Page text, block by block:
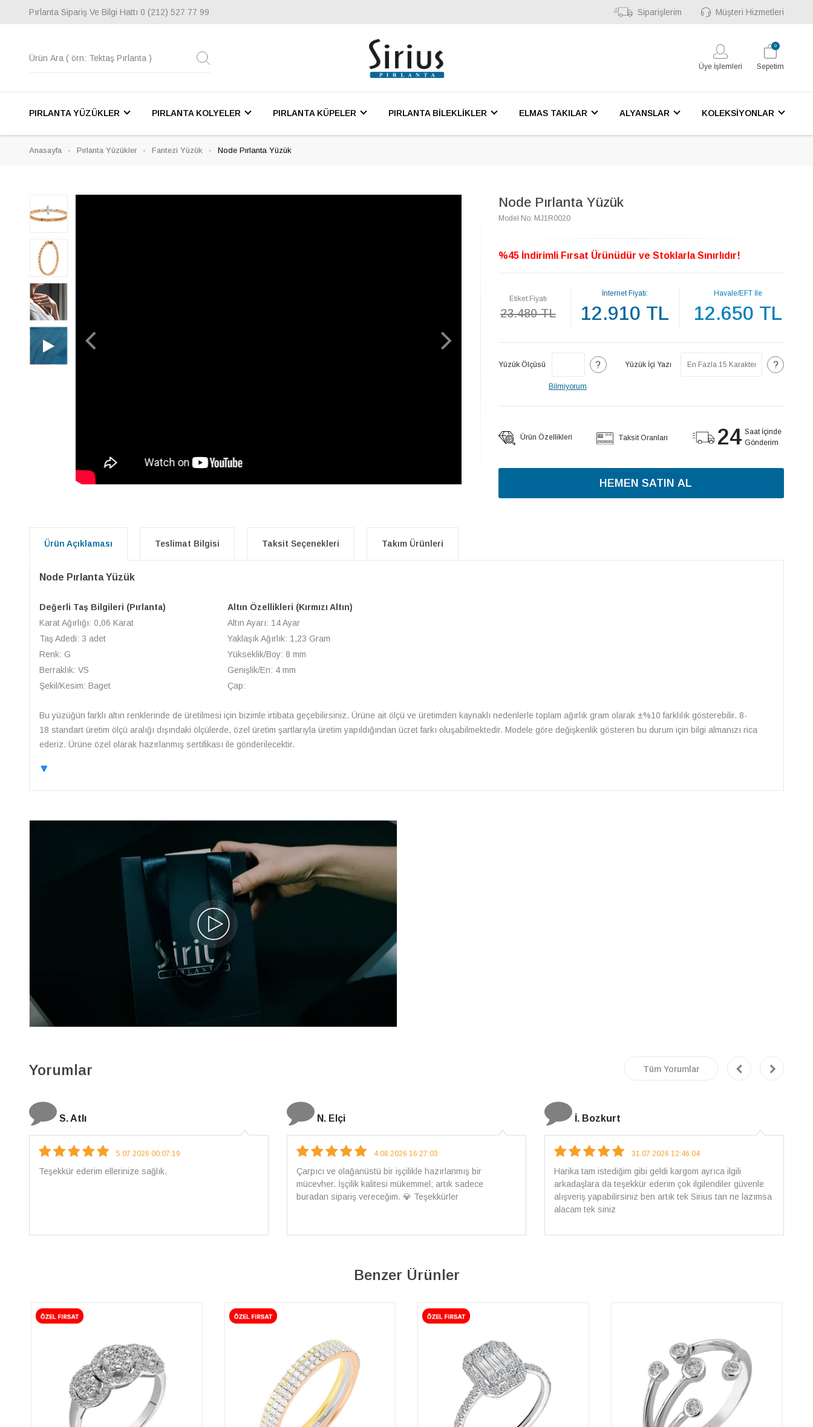
Pırlanta Sipariş Ve Bilgi Hattı 0 (212) 527 77 99 Siparişlerim Müşteri Hizmetleri
Üye İşlemleri Sepetim
0
PIRLANTA YÜZÜKLER PIRLANTA KOLYELER PIRLANTA KÜPELER PIRLANTA BİLEKLİKLER ELMAS TAKILAR ALYANSLAR KOLEKSİYONLAR
Anasayfa Pırlanta Yüzükler Fantezi Yüzük Node Pırlanta Yüzük
Node Pırlanta Yüzük
Model No: MJ1R0020
%45 İndirimli Fırsat Ürünüdür ve Stoklarla Sınırlıdır!
Etiket Fiyatı
23.480 TL
İnternet Fiyatı:
12.910 TL
Havale/EFT İle
12.650 TL
Yüzük Ölçüsü ?
Bilmiyorum
Yüzük İçi Yazı ?
Ürün Özellikleri Taksit Oranları 24 Saat İçinde
Gönderim
HEMEN SATIN AL
Ürün Açıklaması Teslimat Bilgisi Taksit Seçenekleri Takım Ürünleri
Node Pırlanta Yüzük
Değerli Taş Bilgileri (Pırlanta)
Karat Ağırlığı: 0,06 Karat
Taş Adedi: 3 adet
Renk: G
Berraklık: VS
Şekil/Kesim: Baget
Altın Özellikleri (Kırmızı Altın)
Altın Ayarı: 14 Ayar
Yaklaşık Ağırlık: 1,23 Gram
Yükseklik/Boy: 8 mm
Genişlik/En: 4 mm
Çap:
Bu yüzüğün farklı altın renklerinde de üretilmesi için bizimle irtibata geçebilirsiniz. Ürüne ait ölçü ve üretimden kaynaklı nedenlerle toplam ağırlık gram olarak ±%10 farklılık gösterebilir. 8-
18 standart üretim ölçü aralığı dışındaki ölçülerde, özel üretim şartlarıyla üretim yapıldığından ücret farkı oluşabilmektedir. Modele göre değişkenlik gösteren bu durum için bilgi almanızı rica
ederiz. Ürüne özel olarak hazırlanmış sertifikası ile gönderilecektir.
🔽
Yorumlar Tüm Yorumlar
N. Elçi
4.08.2026 16:27:03
Çarpıcı ve olağanüstü bir işçilikle hazırlanmış bir
İ. Bozkurt
31.07.2026 12:46:04
Harika tam istediğim gibi geldi kargom ayrıca ilgili
arkadaşlara da teşekkür ederim çok ilgilendiler güvenle
alışveriş yapabilirsiniz ben artık tek Sirius tan ne lazımsa
E.T
18.07.2026 12:38:01
Pirlantami teslim alana kadar tüm surecte bilgilendirildim,
güvenli bir alisveris oldu benim icin ve paketleme özenle
yapilmisti sorunsuz bir sekilde pirlantami takiyorum. Yeni
alisveris adresim artik belli.🤩 Tesekkurler Sirius
Benzer Ürünler